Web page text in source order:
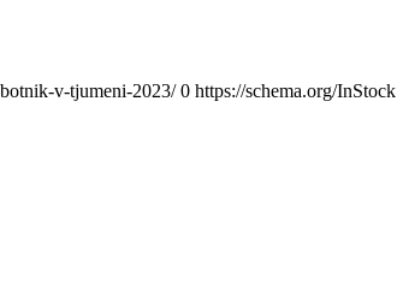
v-tjumeni-2023/ 0 https://schema.org/InStock